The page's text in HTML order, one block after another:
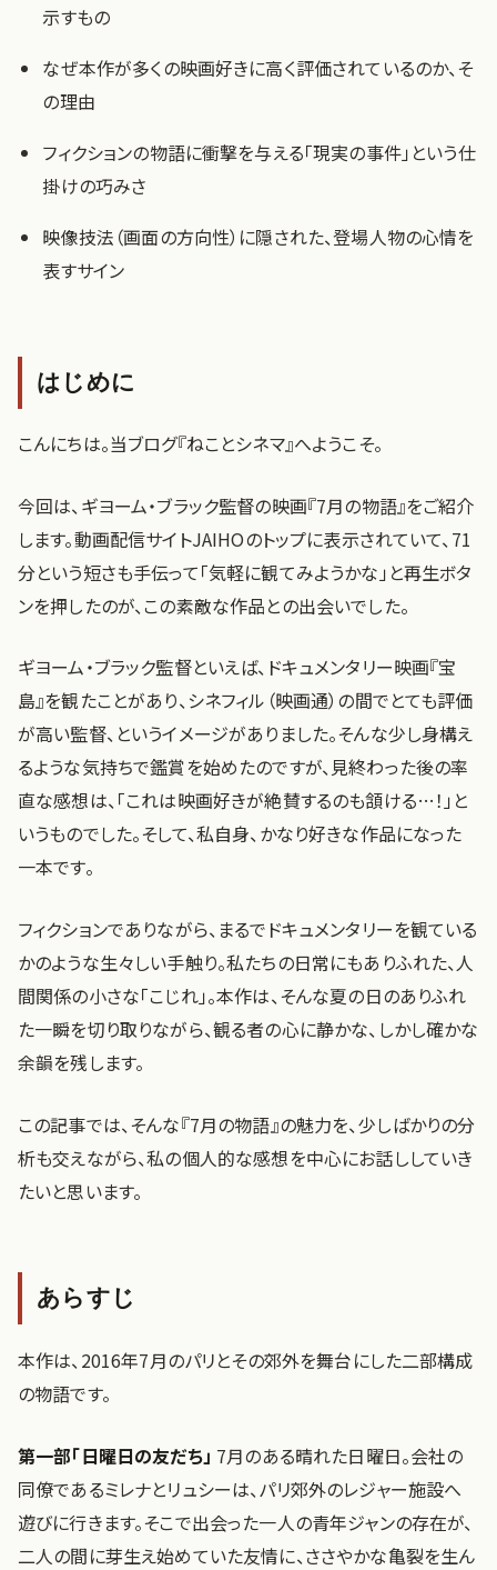
示すもの
なぜ本作が多くの映画好きに高く評価されているのか、そ
の理由
フィクションの物語に衝撃を与える「現実の事件」という仕
掛けの巧みさ
映像技法（画面の方向性）に隠された、登場人物の心情を
表すサイン
はじめに
こんにちは。当ブログ『ねことシネマ』へようこそ。
今回は、ギヨーム・ブラック監督の映画『7月の物語』をご紹介
します。動画配信サイトJAIHOのトップに表示されていて、71
分という短さも手伝って「気軽に観てみようかな」と再生ボタ
ンを押したのが、この素敵な作品との出会いでした。
ギヨーム・ブラック監督といえば、ドキュメンタリー映画『宝
島』を観たことがあり、シネフィル（映画通）の間でとても評価
が高い監督、というイメージがありました。そんな少し身構え
るような気持ちで鑑賞を始めたのですが、見終わった後の率
直な感想は、「これは映画好きが絶賛するのも頷ける…！」と
いうものでした。そして、私自身、かなり好きな作品になった
一本です。
フィクションでありながら、まるでドキュメンタリーを観ている
かのような生々しい手触り。私たちの日常にもありふれた、人
間関係の小さな「こじれ」。本作は、そんな夏の日のありふれ
た一瞬を切り取りながら、観る者の心に静かな、しかし確かな
余韻を残します。
この記事では、そんな『7月の物語』の魅力を、少しばかりの分
析も交えながら、私の個人的な感想を中心にお話ししていき
たいと思います。
あらすじ
本作は、2016年7月のパリとその郊外を舞台にした二部構成
の物語です。
第一部「日曜日の友だち」 7月のある晴れた日曜日。会社の
同僚であるミレナとリュシーは、パリ郊外のレジャー施設へ
遊びに行きます。そこで出会った一人の青年ジャンの存在が、
二人の間に芽生え始めていた友情に、ささやかな亀裂を生ん